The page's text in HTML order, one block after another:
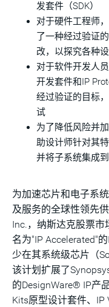
发套件（SDK）
对于硬件工程师
了一种经过验证
改，以探究各种
对于软件开发人
开发套件和IP
经过验证的目标
试
为了降低风险并
助设计师针对其
并将子系统集成
为加速芯片和电子系
及服务的全球性领先
Inc.，纳斯达克股票市
名为"IP Accelerated"
少在其系统级芯片（
该计划扩展了
的DesignWare® IP产
Kits原型设计套件、IP